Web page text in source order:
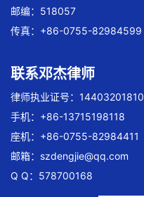
邮编：518057
传真：+86-0755-82984599
联系邓杰律师
律师执业证号：
手机：+86-13715198118
座机：+86-0755-82984411
邮箱： szdengjie@qq.com
Q Q：578700168